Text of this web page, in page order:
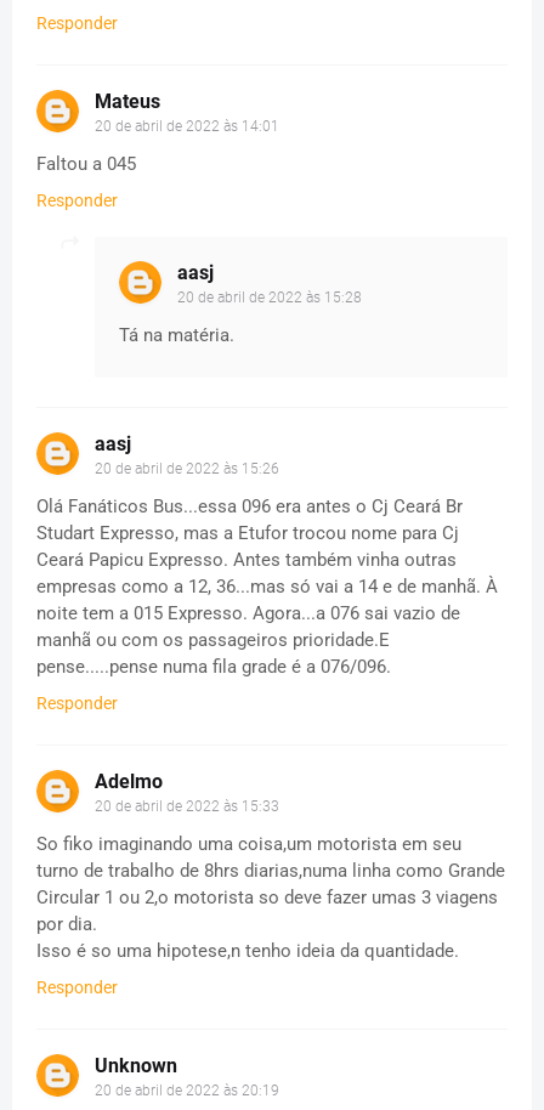
Responder
Mateus
20 de abril de 2022 às 14:01
Faltou a 045
Responder
aasj
20 de abril de 2022 às 15:28
Tá na matéria.
aasj
20 de abril de 2022 às 15:26
Olá Fanáticos Bus...essa 096 era antes o Cj Ceará Br
Studart Expresso, mas a Etufor trocou nome para Cj
Ceará Papicu Expresso. Antes também vinha outras
empresas como a 12, 36...mas só vai a 14 e de manhã. À
noite tem a 015 Expresso. Agora...a 076 sai vazio de
manhã ou com os passageiros prioridade.E
pense.....pense numa fila grade é a 076/096.
Responder
Adelmo
20 de abril de 2022 às 15:33
So fiko imaginando uma coisa,um motorista em seu
turno de trabalho de 8hrs diarias,numa linha como Grande
Circular 1 ou 2,o motorista so deve fazer umas 3 viagens
por dia.
Isso é so uma hipotese,n tenho ideia da quantidade.
Responder
Unknown
20 de abril de 2022 às 20:19